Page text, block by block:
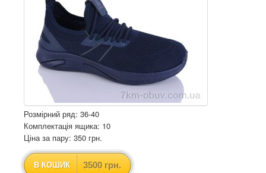
Розмірний ряд: 36-40
Комплектація ящика: 10
Ціна за пару: 350 грн.
В КОШИК 3500 грн.